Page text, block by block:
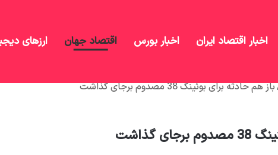
اخبار اقتصاد ایران اخبار بورس اقتصاد جهان ارزهای
باز هم حادثه برای بوئینگ 38 مصدوم برجای گذاشت
گذاشت